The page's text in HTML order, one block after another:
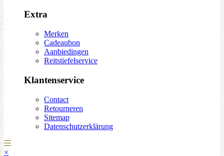
Extra
Merken
Cadeaubon
Aanbiedingen
Reitstiefelservice
Klantenservice
Contact
Retourneren
Sitemap
Datenschutzerklärung
×